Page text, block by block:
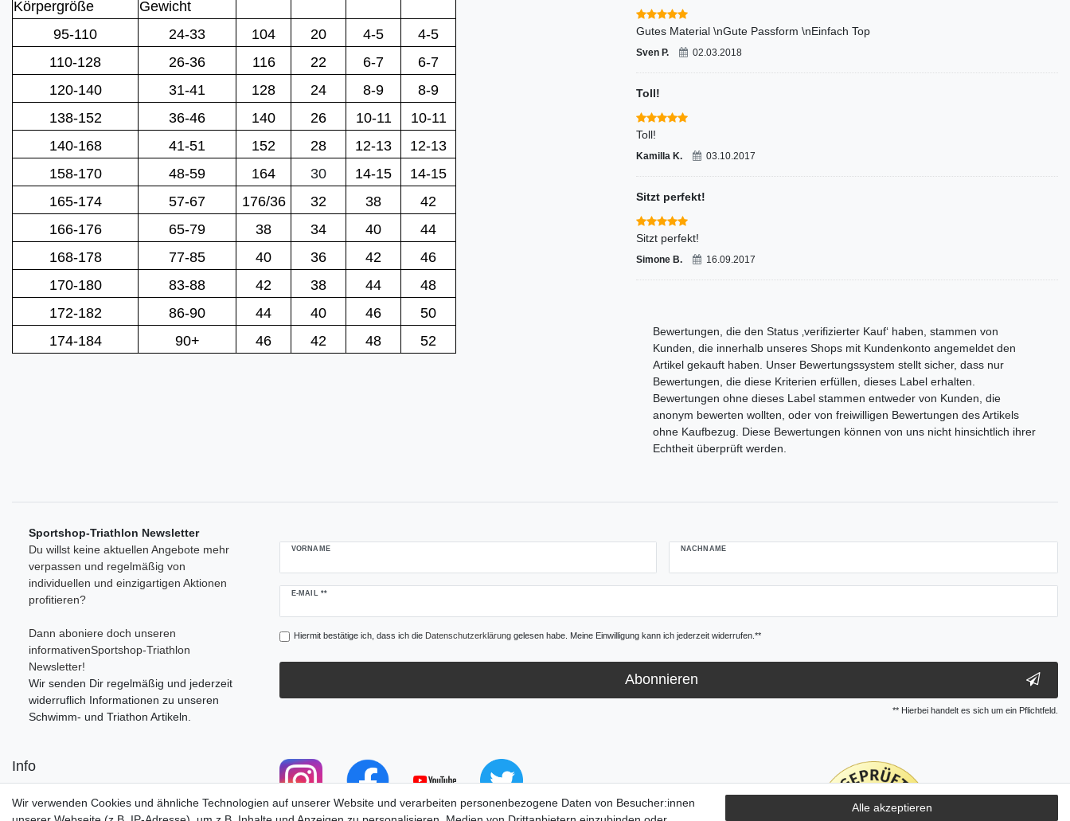
Körpergröße
Gewicht
95-110
24-33 104 20 4-5
4-5
110-128
26-36 116 22 6-7
6-7
120-140
31-41 128 24 8-9
8-9
138-152
36-46 140 26 10-11
10-11
140-168
41-51 152 28 12-13
12-13
158-170
48-59 164 30 14-15
14-15
165-174
57-67 176/36 32 38
42
166-176
65-79 38 34 40
44
168-178
77-85 40 36 42
46
170-180
83-88 42 38 44
48
172-182
86-90 44 40 46
50
174-184
90+ 46 42 48 52
Gutes Material \nGute Passform \nEinfach Top
Sven P. 02.03.2018
Toll!
Toll!
Kamilla K. 03.10.2017
Sitzt perfekt!
Sitzt perfekt!
Simone B. 16.09.2017
Bewertungen, die den Status ‚verifizierter Kauf‘ haben, stammen von
Kunden, die innerhalb unseres Shops mit Kundenkonto angemeldet den
Artikel gekauft haben. Unser Bewertungssystem stellt sicher, dass nur
Bewertungen, die diese Kriterien erfüllen, dieses Label erhalten.
Bewertungen ohne dieses Label stammen entweder von Kunden, die
anonym bewerten wollten, oder von freiwilligen Bewertungen des Artikels
ohne Kaufbezug. Diese Bewertungen können von uns nicht hinsichtlich ihrer
Echtheit überprüft werden.
Sportshop-Triathlon Newsletter
Du willst keine aktuellen Angebote mehr
verpassen und regelmäßig von
individuellen und einzigartigen Aktionen
profitieren?
Dann aboniere doch unseren
informativenSportshop-Triathlon
Newsletter!
Wir senden Dir regelmäßig und jederzeit
widerruflich Informationen zu unseren
Schwimm- und Triathon Artikeln.
VORNAME NACHNAME
E-MAIL **
Newsletter
Hiermit bestätige ich, dass ich die Daten­schutz­erklärunggelesen habe. Meine Einwilligung kann ich jederzeit widerrufen.**
Abonnieren
** Hierbei handelt es sich um ein Pflichtfeld.
Info
Retourenportal
Anfahrt/Öffnungszeiten
Wir verwenden Cookies und ähnliche Technologien auf unserer Website und verarbeiten personenbezogene Daten von Besucher:innen
Alle akzeptieren